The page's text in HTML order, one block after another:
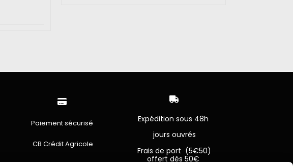

Paiement sécurisé
CB Crédit Agricole
Virement bancaire

Expédition sous 48h
jours ouvrés
Frais de port (5€50)
offert dès 50€